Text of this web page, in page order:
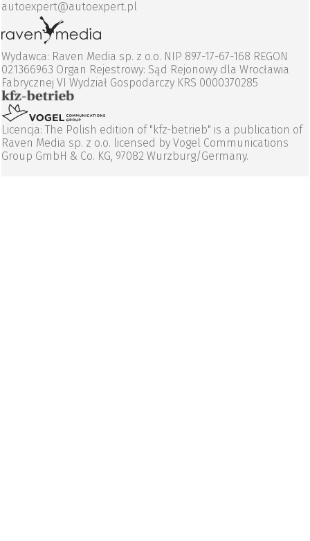
autoexpert@autoexpert.pl
Wydawca: Raven Media sp. z o.o. NIP 897-17-67-168 REGON
021366963 Organ Rejestrowy: Sąd Rejonowy dla Wrocławia
Fabrycznej VI Wydział Gospodarczy KRS 0000370285
Licencja: The Polish edition of "kfz-betrieb" is a publication of
Raven Media sp. z o.o. licensed by Vogel Communications
Group GmbH & Co. KG, 97082 Wurzburg/Germany.